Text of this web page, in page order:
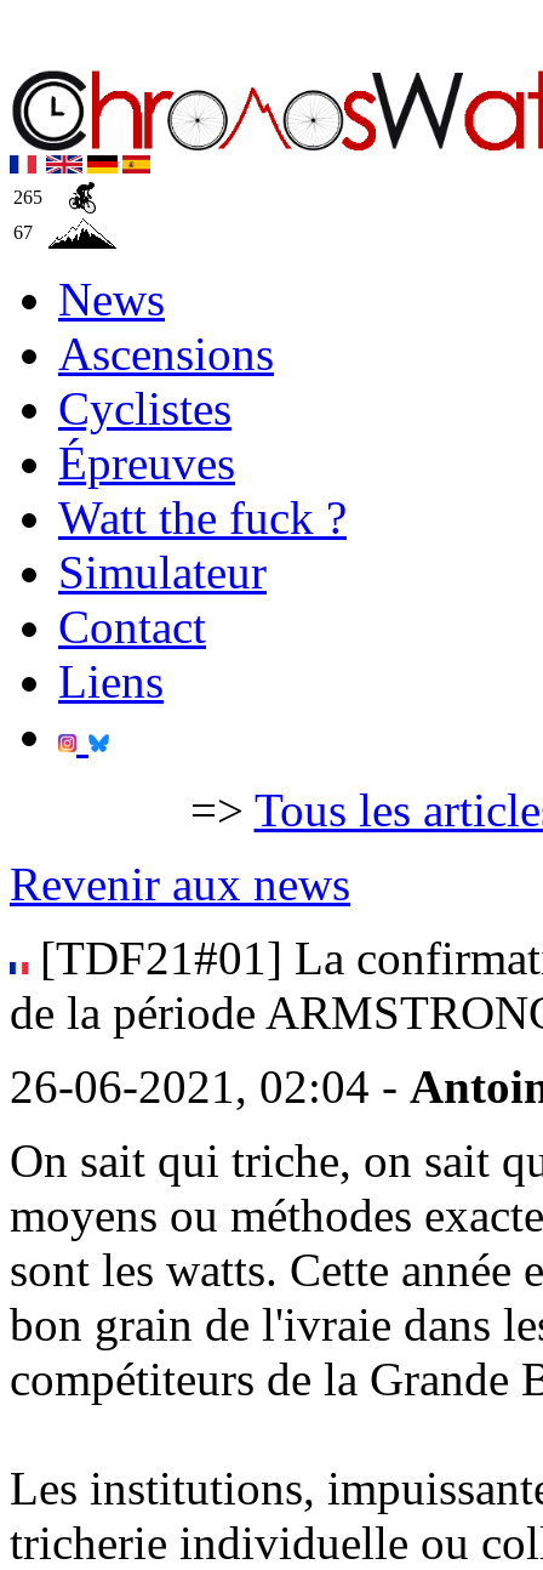
265
67
News
Ascensions
Cyclistes
Épreuves
Watt the fuck ?
Simulateur
Contact
Liens
=> Tous les
Revenir aux news
[TDF21#01] La
de la période
26-06-2021, 02:04 -
On sait qui triche, on sait
moyens ou méthodes
sont les watts. Cette année
bon grain de l'ivraie dans
compétiteurs de la Grande
Les institutions,
tricherie individuelle ou